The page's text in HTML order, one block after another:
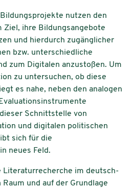
nutzen den
Ziel, ihre Bildungsangebote
und hierdurch zugänglicher
bzw. unterschiedliche
zum Digitalen anzustoßen. Um
zu untersuchen, ob diese
es nahe, neben den analogen
Schnittstelle von
und digitalen politischen
sich für die
neues Feld.
Literaturrecherche im deutsch-
und auf der Grundlage